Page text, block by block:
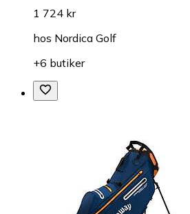
1 724 kr
hos Nordica Golf
+6 butiker